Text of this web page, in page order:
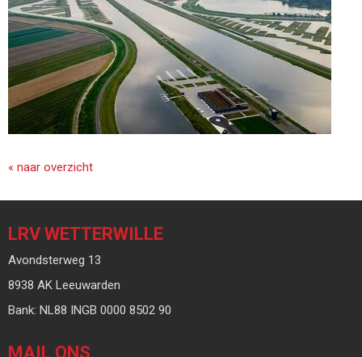
« naar overzicht
LRV WETTERWILLE
Avondsterweg 13
8938 AK Leeuwarden
Bank: NL88 INGB 0000 8502 90
MAIL ONS